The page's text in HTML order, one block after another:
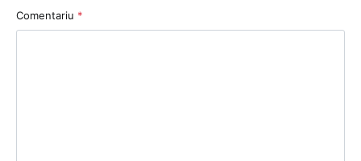
Comentariu *